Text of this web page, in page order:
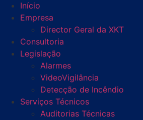
Início
Empresa
Director Geral da XKT
Consultoria
Legislação
Alarmes
VideoVigilância
Detecção de Incêndio
Serviços Técnicos
Auditorias Técnicas